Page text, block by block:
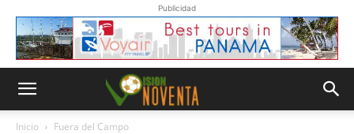
Publicidad
Inicio Fuera del Campo